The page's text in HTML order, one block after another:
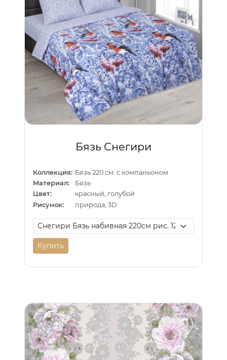
Бязь Снегири
Коллекция: Бязь 220 см. с компаньоном
Материал:
Бязь
Цвет:
красный, голубой
Рисунок:
природа, 3D
Купить